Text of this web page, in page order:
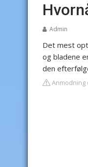
Admin
Det mest
og bladene
den
Anmodning